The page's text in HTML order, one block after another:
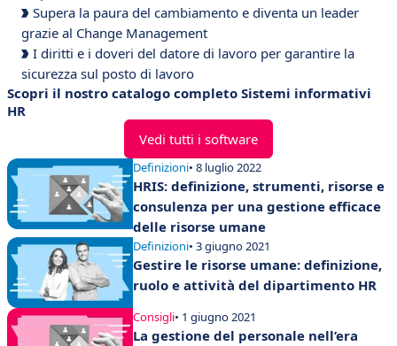
Supera la paura del cambiamento e diventa un leader
grazie al Change Management
I diritti e i doveri del datore di lavoro per garantire la
sicurezza sul posto di lavoro
Scopri il nostro catalogo completo Sistemi informativi
HR
Vedi tutti i software
Definizioni• 8 luglio 2022
HRIS: definizione, strumenti, risorse e
consulenza per una gestione efficace
delle risorse umane
Definizioni• 3 giugno 2021
Gestire le risorse umane: definizione,
ruolo e attività del dipartimento HR
Consigli• 1 giugno 2021
La gestione del personale nell’era